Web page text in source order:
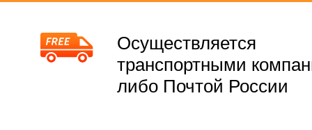
Осуществляется
транспортными
либо Почтой России